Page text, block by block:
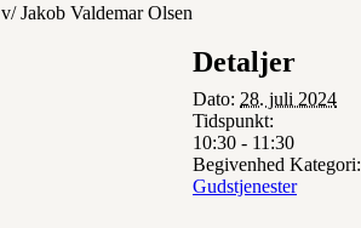
v/ Jakob Valdemar Olsen
Detaljer
Dato: 28. juli 2024
Tidspunkt:
10:30 - 11:30
Begivenhed Kategori:
Gudstjenester